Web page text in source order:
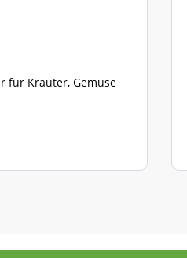
für Kräuter, Gemüse